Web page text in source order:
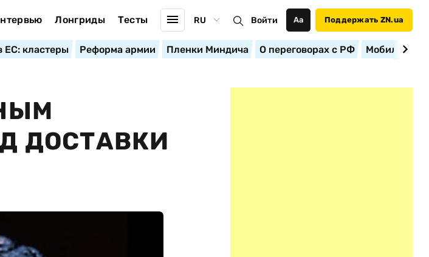
Лонгриды Тесты RU Войти Аа Поддержать ZN.ua
ЕС: кластеры Реформа армии Пленки Миндича О переговорах с РФ
ДОСТАВКИ